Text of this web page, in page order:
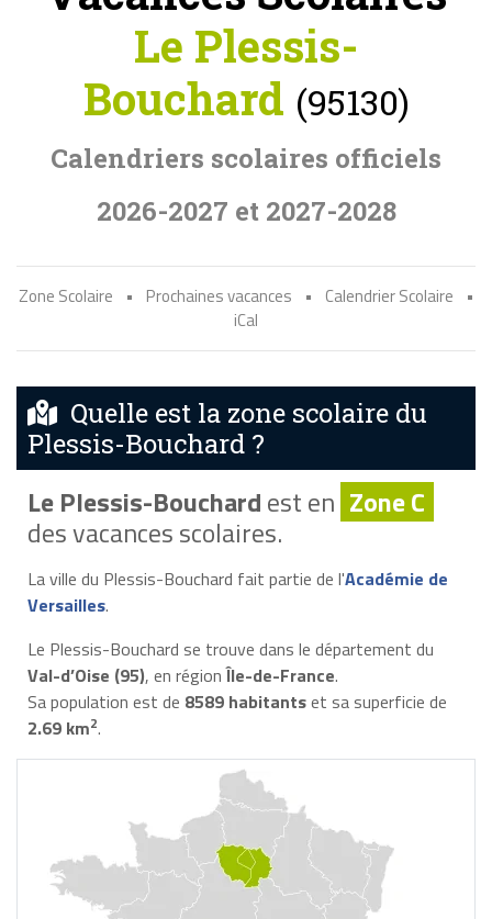
Le Plessis-
Bouchard (95130)
Calendriers scolaires officiels
2026-2027 et 2027-2028
Zone Scolaire • Prochaines vacances • Calendrier Scolaire
•
iCal
Quelle est la zone scolaire du
Plessis-Bouchard ?
Le Plessis-Bouchardest en Zone C
des vacances scolaires.
La ville du Plessis-Bouchard fait partie de l'Académie de
Versailles.
Le Plessis-Bouchard se trouve dans le département du
Val-d’Oise (95), en régionÎle-de-France.
Sa population est de 8589 habitantset sa superficie de
2.69 km2.